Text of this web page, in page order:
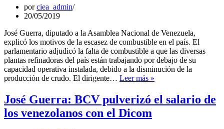
porciea_admin
20/05/2019
José Guerra, diputado a la Asamblea Nacional de Venezuela,
explicó los motivos de la escasez de combustible en el país. El
parlamentario adjudicó la falta de combustible a que las diversas
plantas refinadoras del país están trabajando por debajo de su
capacidad operativa instalada, debido a la disminución de la
producción de crudo. El dirigente… Leer más »
explicó
las
José Guerra: BCV pulverizó el salario de
los venezolanos con el Dicom